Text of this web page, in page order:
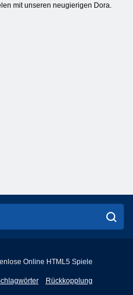
mit unseren neugierigen Dora.
Online HTML5 Spiele
Rückkopplung